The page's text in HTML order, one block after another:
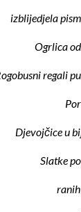
izblijedjela
Ogrlica
regali
Djevojčice u
Slatke